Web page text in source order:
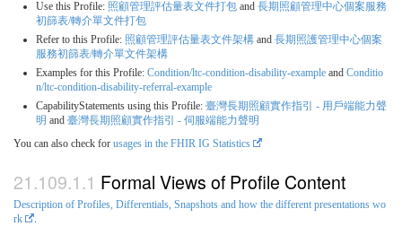
Use this Profile: 照顧管理評估量表文件打包 and 長期照顧管理中心個案服務
初篩表/轉介單文件打包
Refer to this Profile: 照顧管理評估量表文件架構 and 長期照護管理中心個案
服務初篩表/轉介單文件架構
Examples for this Profile: Condition/ltc-condition-disability-example and Conditio
n/ltc-condition-disability-referral-example
CapabilityStatements using this Profile: 臺灣長期照顧實作指引 - 用戶端能力聲
明 and 臺灣長期照顧實作指引 - 伺服端能力聲明
You can also check for usages in the FHIR IG Statistics
Formal Views of Profile Content
Description of Profiles, Differentials, Snapshots and how the different presentations wo
rk